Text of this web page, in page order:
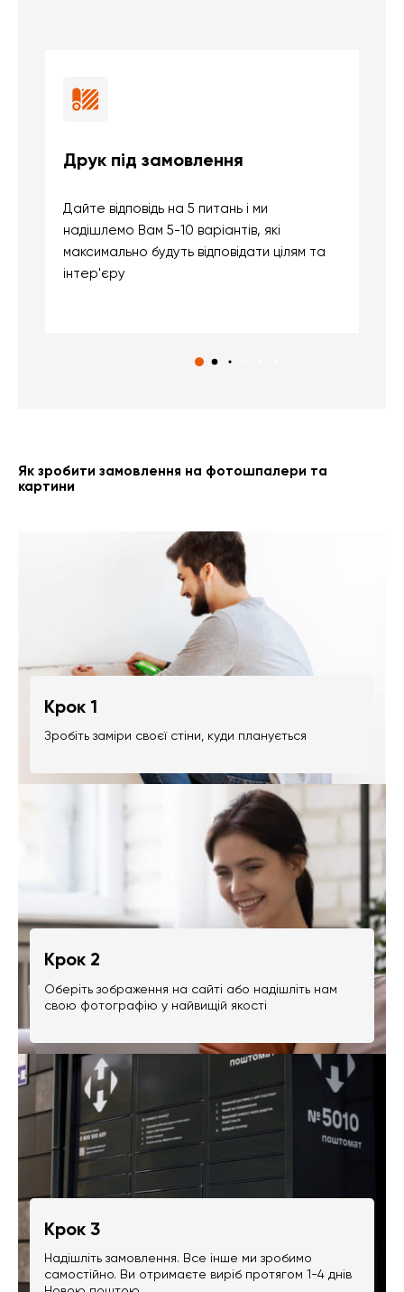
Друк під замовлення
Дайте відповідь на 5 питань і ми
надішлемо Вам 5-10 варіантів, які
максимально будуть відповідати цілям та
інтер'єру
Як зробити замовлення на фотошпалери та
картини
Крок 1
Зробіть заміри своєї стіни, куди планується
Крок 2
Оберіть зображення на сайті або надішліть нам
свою фотографію у найвищій якості
Крок 3
Надішліть замовлення. Все інше ми зробимо
самостійно. Ви отримаєте виріб протягом 1-4 днів